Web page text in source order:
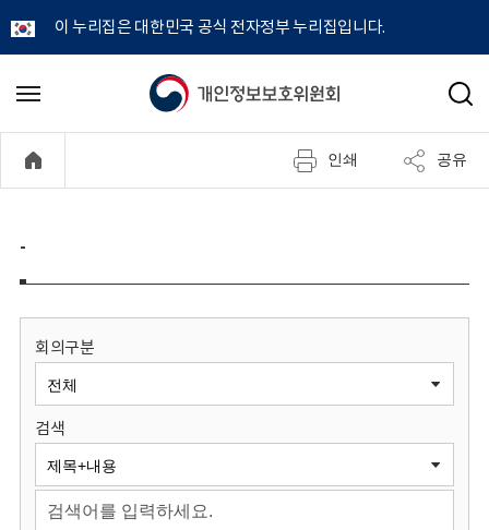
이 누리집은 대한민국 공식 전자정부 누리집입니다.
개
정
보
원
회
메
기
검
인쇄 공유
-
회의구분
검색